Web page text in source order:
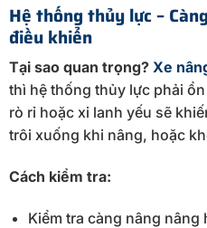
Hệ thống thủy lực –
điều khiển
Tại sao quan trọng? Xe
thì hệ thống thủy lực phải
rò rỉ hoặc xi lanh yếu sẽ
trôi xuống khi nâng, hoặc
Cách kiểm tra:
Kiểm tra càng nâng